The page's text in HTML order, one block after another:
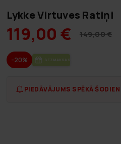
Lykke Virtuves Ratiņi
119,00 € 149,00 €
-20% BEZ­MAK­SAS PIE­GĀ­DE
PIEDĀVĀJUMS SPĒKĀ ŠODIEN